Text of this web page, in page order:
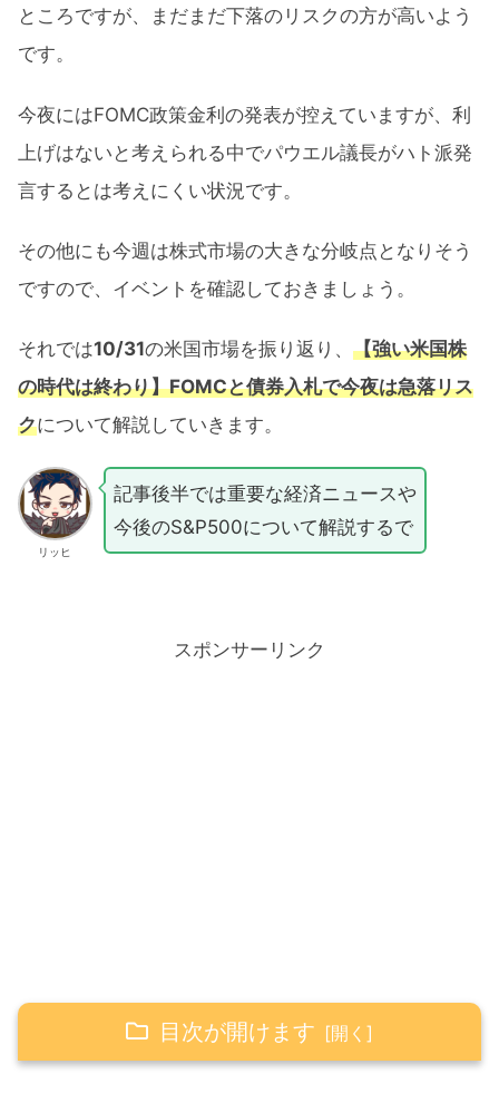
ところですが、まだまだ下落のリスクの方が高いよう
です。
今夜にはFOMC政策金利の発表が控えていますが、利
上げはないと考えられる中でパウエル議長がハト派発
言するとは考えにくい状況です。
その他にも今週は株式市場の大きな分岐点となりそう
ですので、イベントを確認しておきましょう。
それでは10/31の米国市場を振り返り、 【強い米国株
の時代は終わり】FOMCと債券入札で今夜は急落リス
クについて解説していきます。
リッヒ
記事後半では重要な経済ニュースや
今後のS&P500について解説するで
スポンサーリンク
目次が開けます